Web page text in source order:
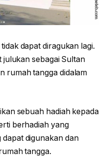
dapat diragukan lagi.
julukan sebagai Sultan
rumah tangga didalam
sebuah hadiah kepada
berhadiah yang
digunakan dan
tangga.